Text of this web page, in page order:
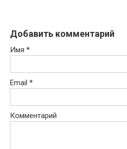
Добавить комментарий
Имя *
Email *
Комментарий